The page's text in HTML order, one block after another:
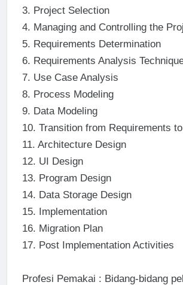
3. Project Selection
4. Managing and Controlling the
5. Requirements Determination
6. Requirements Analysis
7. Use Case Analysis
8. Process Modeling
9. Data Modeling
10. Transition from Requirements
11. Architecture Design
12. UI Design
13. Program Design
14. Data Storage Design
15. Implementation
16. Migration Plan
17. Post Implementation Activities
Profesi Pemakai : Bidang-bidang